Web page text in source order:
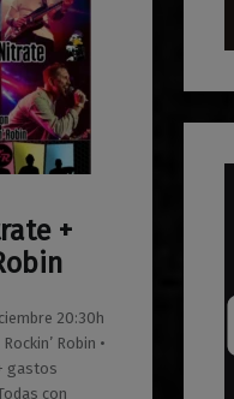
+
20:30h
Robin •
gastos
con